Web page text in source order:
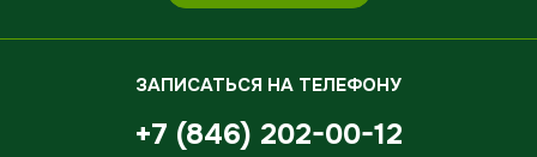
ЗАПИСАТЬСЯ НА ТЕЛЕФОНУ
+7 (846) 202-00-12